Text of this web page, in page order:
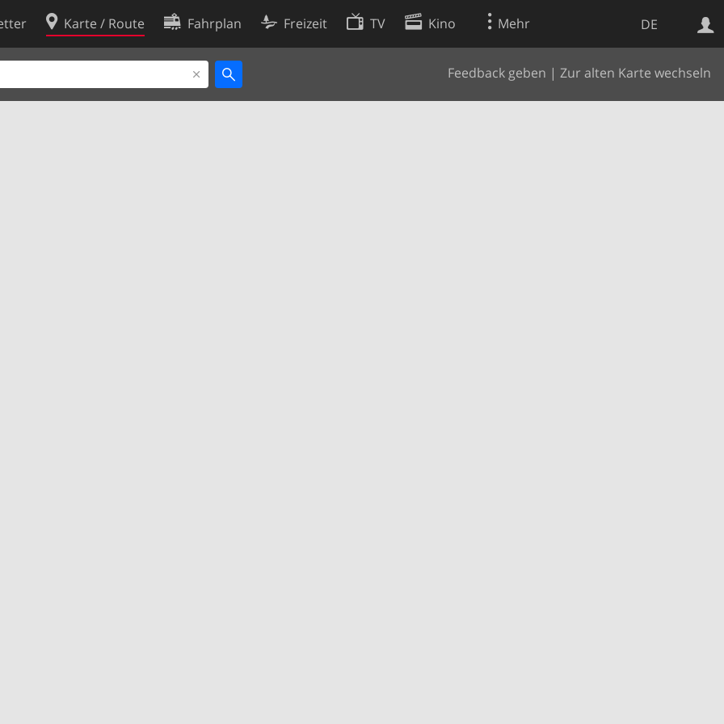
DE
Karte / Route Fahrplan Freizeit TV Kino Mehr
Feedback geben | Zur alten Karte wechseln
Websuche
Cookie-Richtlinie
Cookie-Einstellungen